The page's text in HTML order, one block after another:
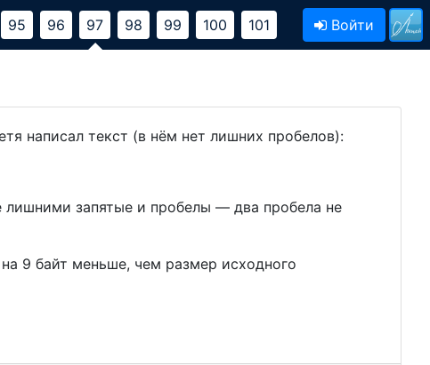
95 96 97 98 99 100 101 Войти
написал текст (в нём нет лишних пробелов):
лишними запятые и пробелы — два пробела не
9 байт меньше, чем размер исходного